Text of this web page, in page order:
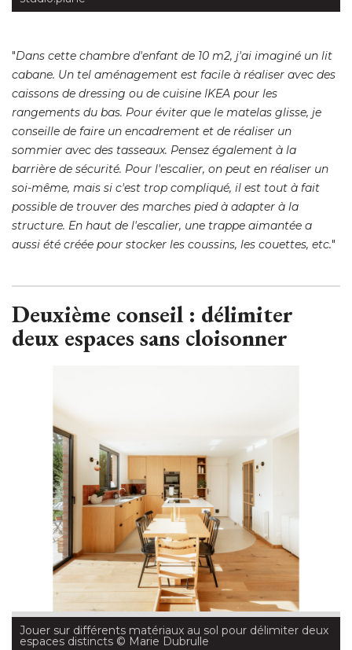
"Dans cette chambre d'enfant de 10 m2, j'ai imaginé un lit
cabane. Un tel aménagement est facile à réaliser avec des
caissons de dressing ou de cuisine IKEA pour les
rangements du bas. Pour éviter que le matelas glisse, je
conseille de faire un encadrement et de réaliser un
sommier avec des tasseaux. Pensez également à la
barrière de sécurité. Pour l'escalier, on peut en réaliser un
soi-même, mais si c'est trop compliqué, il est tout à fait
possible de trouver des marches pied à adapter à la
structure. En haut de l'escalier, une trappe aimantée a
aussi été créée pour stocker les coussins, les couettes, etc."
Deuxième conseil : délimiter
deux espaces sans cloisonner
Jouer sur différents matériaux au sol pour délimiter deux
espaces distincts © Marie Dubrulle